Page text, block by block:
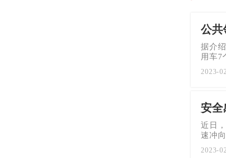
公
据介
用车7
2023-
安全
近日
速冲
2023-